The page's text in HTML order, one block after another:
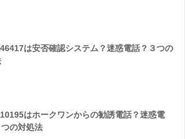
は安否確認システム？迷惑電話？３つの
はホークワンからの勧誘電話？迷惑電
の対処法